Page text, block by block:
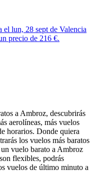
el lun, 28 sept de Valencia
precio de 216 €.
a Ambroz, descubrirás
aerolíneas, más vuelos
horarios. Donde quiera
los vuelos más baratos
vuelo barato a Ambroz
flexibles, podrás
vuelos de último minuto a